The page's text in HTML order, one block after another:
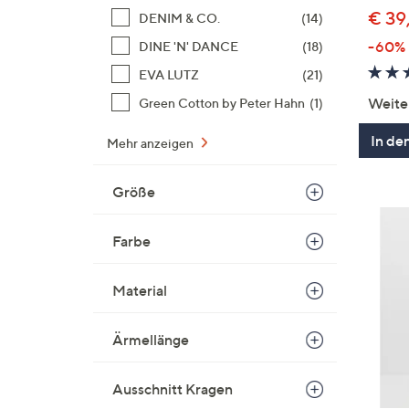
DENIM & CO.
(14)
DINE 'N' DANCE
(18)
EVA LUTZ
(21)
Green Cotton by Peter Hahn (1)
Mehr anzeigen
Größe
Farbe
Material
Ärmellänge
Ausschnitt Kragen
€
-60%
In